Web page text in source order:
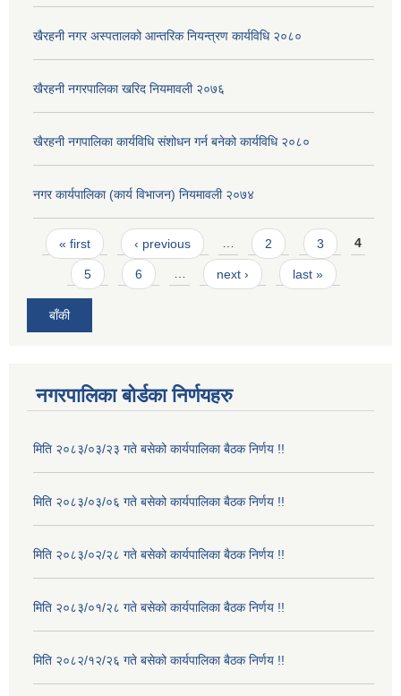
खैरहनी नगर अस्पतालको आन्तरिक नियन्त्रण कार्यविधि २०८०
खैरहनी नगरपालिका खरिद नियमावली २०७६
खैरहनी नगपालिका कार्यविधि संशोधन गर्न बनेको कार्यविधि २०८०
नगर कार्यपालिका (कार्य विभाजन) नियमावली २०७४
Pages
« first ‹ previous … 2 3 4
5 6 … next › last »
बाँकी
नगरपालिका बोर्डका निर्णयहरु
मिति २०८३/०३/२३ गते बसेको कार्यपालिका बैठक निर्णय !!
मिति २०८३/०३/०६ गते बसेको कार्यपालिका बैठक निर्णय !!
मिति २०८३/०२/२८ गते बसेको कार्यपालिका बैठक निर्णय !!
मिति २०८३/०१/२८ गते बसेको कार्यपालिका बैठक निर्णय !!
मिति २०८२/१२/२६ गते बसेको कार्यपालिका बैठक निर्णय !!